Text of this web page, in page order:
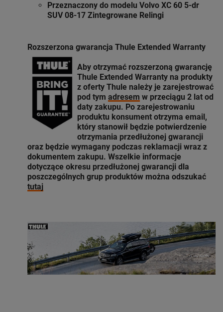
Przeznaczony do modelu Volvo XC 60 5-dr
SUV 08-17 Zintegrowane Relingi
Rozszerzona gwarancja Thule Extended Warranty
Aby otrzymać rozszerzoną gwarancję
Thule Extended Warranty na produkty
z oferty Thule należy je zarejestrować
pod tym adresem w przeciągu 2 lat od
daty zakupu. Po zarejestrowaniu
produktu konsument otrzyma email,
który stanowił będzie potwierdzenie
otrzymania przedłużonej gwarancji
oraz będzie wymagany podczas reklamacji wraz z
dokumentem zakupu. Wszelkie informacje
dotyczące okresu przedłużonej gwarancji dla
poszczególnych grup produktów można odszukać
tutaj